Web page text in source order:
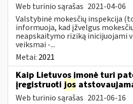
Web turinio sąrašas 2021-04-06
Valstybinė mokesčių inspekcija
informuoja, kad įžvelgus
neapskaitymo riziką inicijuojami
veiksmai -...
Metai: 2021
Kaip Lietuvos įmonė turi
įregistruoti jos
Web turinio sąrašas 2021-06-16